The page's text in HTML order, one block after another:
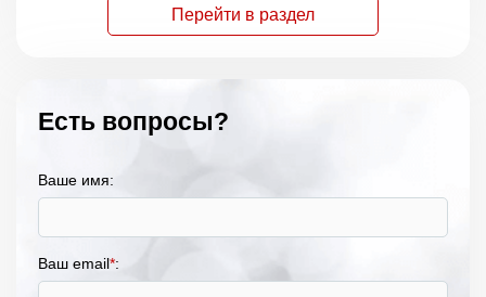
Перейти в раздел
Есть вопросы?
Ваше имя:
Ваш email*: